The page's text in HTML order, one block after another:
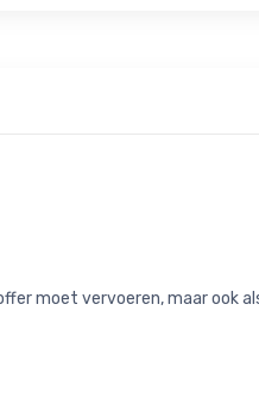
moet vervoeren, maar ook